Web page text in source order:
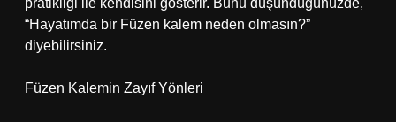
pratikliği ile kendisini gösterir. Bunu düşündüğünüzde,
“Hayatımda bir Füzen kalem neden olmasın?”
diyebilirsiniz.
Füzen Kalemin Zayıf Yönleri